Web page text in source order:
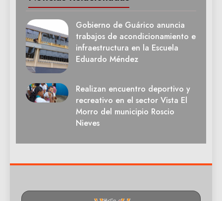
Gobierno de Guárico anuncia
trabajos de acondicionamiento e
infraestructura en la Escuela
Eduardo Méndez
Realizan encuentro deportivo y
recreativo en el sector Vista El
Morro del municipio Roscio
Nieves